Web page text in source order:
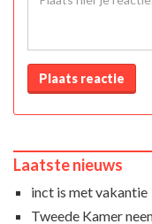
Plaats reactie
Laatste nieuws
inct is met vakantie
Tweede Kamer